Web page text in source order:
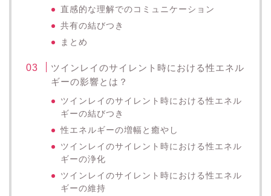
直感的な理解でのコミュニケーション
共有の結びつき
まとめ
ツインレイのサイレント時における性エネル
ギーの影響とは？
ツインレイのサイレント時における性エネル
ギーの結びつき
性エネルギーの増幅と癒やし
ツインレイのサイレント時における性エネル
ギーの浄化
ツインレイのサイレント時における性エネル
ギーの維持